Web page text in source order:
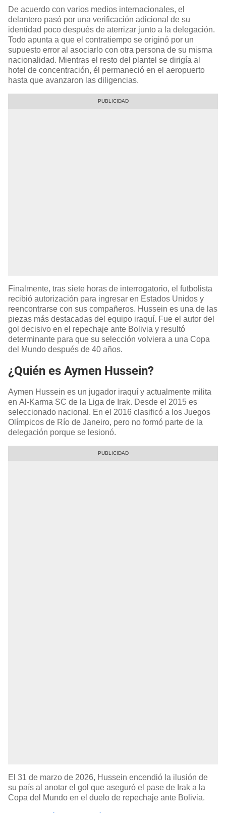
De acuerdo con varios medios internacionales, el
delantero pasó por una verificación adicional de su
identidad poco después de aterrizar junto a la delegación.
Todo apunta a que el contratiempo se originó por un
supuesto error al asociarlo con otra persona de su misma
nacionalidad. Mientras el resto del plantel se dirigía al
hotel de concentración, él permaneció en el aeropuerto
hasta que avanzaron las diligencias.
Finalmente, tras siete horas de interrogatorio, el futbolista
recibió autorización para ingresar en Estados Unidos y
reencontrarse con sus compañeros. Hussein es una de las
piezas más destacadas del equipo iraquí. Fue el autor del
gol decisivo en el repechaje ante Bolivia y resultó
determinante para que su selección volviera a una Copa
del Mundo después de 40 años.
¿Quién es Aymen Hussein?
Aymen Hussein es un jugador iraquí y actualmente milita
en Al-Karma SC de la Liga de Irak. Desde el 2015 es
seleccionado nacional. En el 2016 clasificó a los Juegos
Olímpicos de Río de Janeiro, pero no formó parte de la
delegación porque se lesionó.
El 31 de marzo de 2026, Hussein encendió la ilusión de
su país al anotar el gol que aseguró el pase de Irak a la
Copa del Mundo en el duelo de repechaje ante Bolivia.